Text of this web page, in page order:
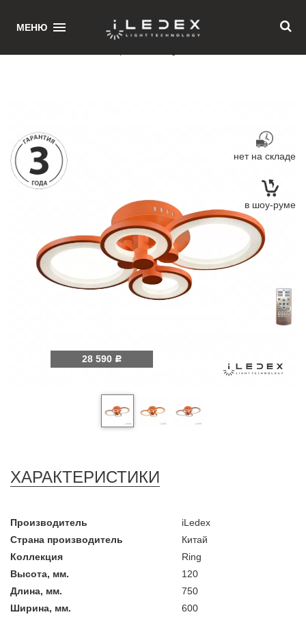
МЕНЮ
нет на складе
в шоу-руме
28 590 Р
ХАРАКТЕРИСТИКИ
Производитель
iLedex
Страна производитель
Китай
Коллекция
Ring
Высота, мм.
120
Длина, мм.
750
Ширина, мм.
600